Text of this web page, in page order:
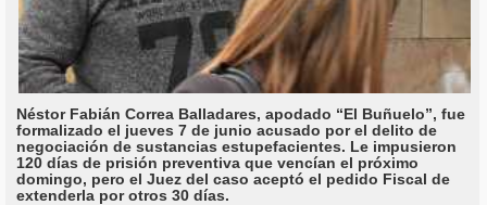
Néstor Fabián Correa Balladares, apodado “El Buñuelo”, fue
formalizado el jueves 7 de junio acusado por el delito de
negociación de sustancias estupefacientes. Le impusieron
120 días de prisión preventiva que vencían el próximo
domingo, pero el Juez del caso aceptó el pedido Fiscal de
extenderla por otros 30 días.